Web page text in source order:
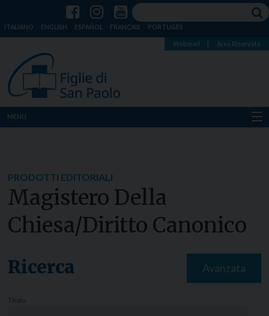
ITALIANO ENGLISH ESPAÑOL FRANÇAIS PORTUGÊS
Webmail Area Riservata
MENU
Notizie
Risorse
Media
PRODOTTI EDITORIALI
Magistero Della
Chiesa/diritto Canonico
Ricerca Avanzata
Titolo: